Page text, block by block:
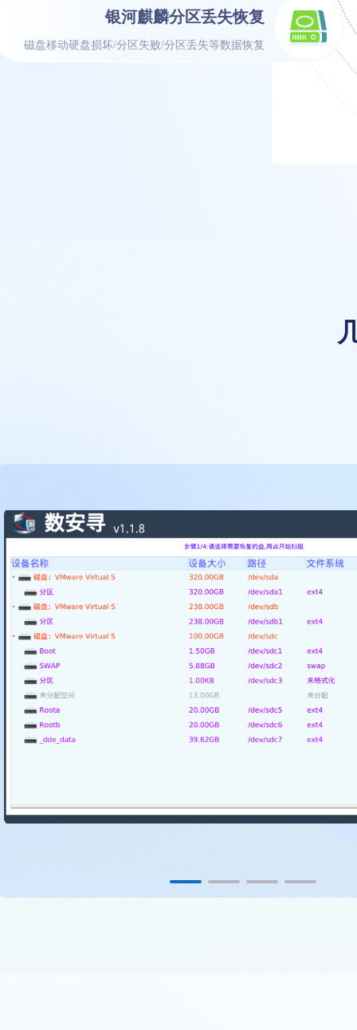
银河麒麟分区丢失恢复
磁盘移动硬盘损坏/分区失败/分区丢失等数据恢复